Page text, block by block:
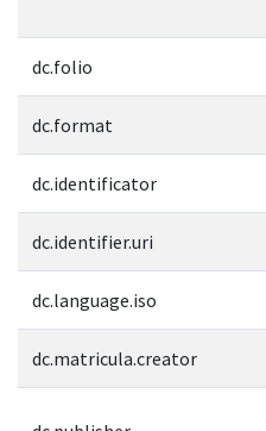
dc.folio
dc.format
dc.identificator
dc.identifier.uri
dc.language.iso
dc.matricula.creator